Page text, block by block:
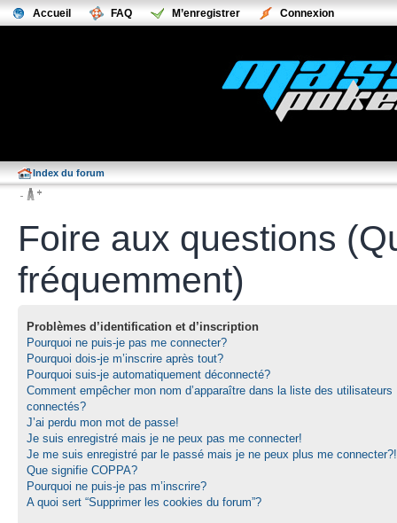
Accueil FAQ M’enregistrer Connexion
Index du forum
Foire aux questions
fréquemment)
Problèmes d’identification et d’inscription
Pourquoi ne puis-je pas me connecter?
Pourquoi dois-je m’inscrire après tout?
Pourquoi suis-je automatiquement déconnecté?
Comment empêcher mon nom d’apparaître dans la liste des utilisateurs
connectés?
J’ai perdu mon mot de passe!
Je suis enregistré mais je ne peux pas me connecter!
Je me suis enregistré par le passé mais je ne peux plus me connecter?!
Que signifie COPPA?
Pourquoi ne puis-je pas m’inscrire?
A quoi sert “Supprimer les cookies du forum”?